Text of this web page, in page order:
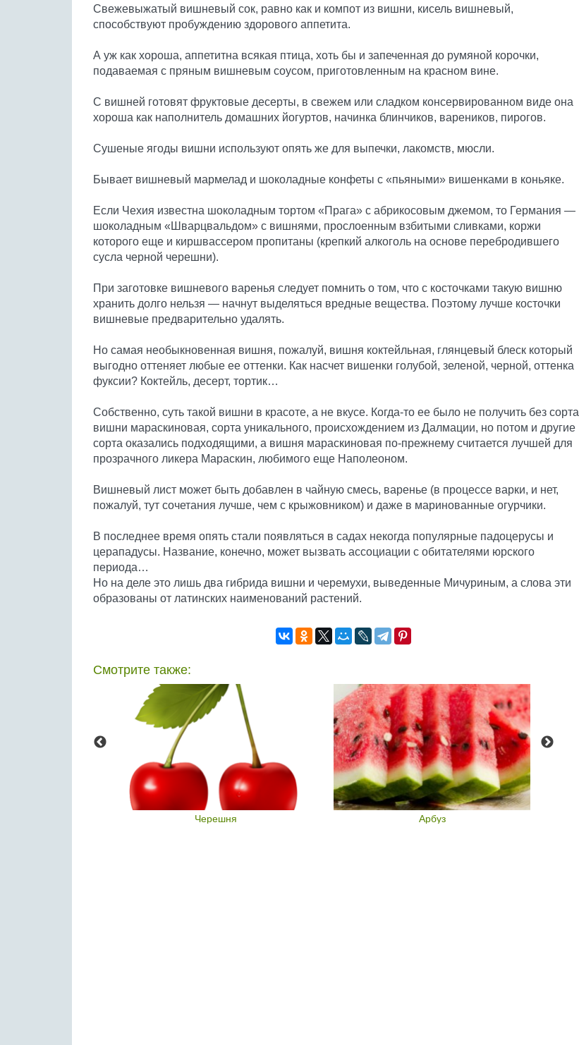
Свежевыжатый вишневый сок, равно как и компот из вишни, кисель вишневый,
способствуют пробуждению здорового аппетита.
А уж как хороша, аппетитна всякая птица, хоть бы и запеченная до румяной корочки,
подаваемая с пряным вишневым соусом, приготовленным на красном вине.
С вишней готовят фруктовые десерты, в свежем или сладком консервированном виде она
хороша как наполнитель домашних йогуртов, начинка блинчиков, вареников, пирогов.
Сушеные ягоды вишни используют опять же для выпечки, лакомств, мюсли.
Бывает вишневый мармелад и шоколадные конфеты с «пьяными» вишенками в коньяке.
Если Чехия известна шоколадным тортом «Прага» с абрикосовым джемом, то Германия —
шоколадным «Шварцвальдом» с вишнями, прослоенным взбитыми сливками, коржи
которого еще и киршвассером пропитаны (крепкий алкоголь на основе перебродившего
сусла черной черешни).
При заготовке вишневого варенья следует помнить о том, что с косточками такую вишню
хранить долго нельзя — начнут выделяться вредные вещества. Поэтому лучше косточки
вишневые предварительно удалять.
Но самая необыкновенная вишня, пожалуй, вишня коктейльная, глянцевый блеск который
выгодно оттеняет любые ее оттенки. Как насчет вишенки голубой, зеленой, черной, оттенка
фуксии? Коктейль, десерт, тортик…
Собственно, суть такой вишни в красоте, а не вкусе. Когда-то ее было не получить без сорта
вишни мараскиновая, сорта уникального, происхождением из Далмации, но потом и другие
сорта оказались подходящими, а вишня мараскиновая по-прежнему считается лучшей для
прозрачного ликера Мараскин, любимого еще Наполеоном.
Вишневый лист может быть добавлен в чайную смесь, варенье (в процессе варки, и нет,
пожалуй, тут сочетания лучше, чем с крыжовником) и даже в маринованные огурчики.
В последнее время опять стали появляться в садах некогда популярные падоцерусы и
церападусы. Название, конечно, может вызвать ассоциации с обитателями юрского
периода…
Но на деле это лишь два гибрида вишни и черемухи, выведенные Мичуриным, а слова эти
образованы от латинских наименований растений.
Смотрите также:
Черешня Арбуз